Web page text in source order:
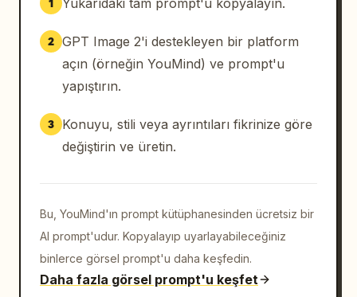
1 Yukarıdaki tam prompt'u kopyalayın.
2 GPT Image 2'i destekleyen bir platform
açın (örneğin YouMind) ve prompt'u
yapıştırın.
3
Konuyu, stili veya ayrıntıları fikrinize göre
değiştirin ve üretin.
Bu, YouMind'ın prompt kütüphanesinden ücretsiz bir
AI prompt'udur. Kopyalayıp uyarlayabileceğiniz
binlerce görsel prompt'u daha keşfedin.
Daha fazla görsel prompt'u keşfet